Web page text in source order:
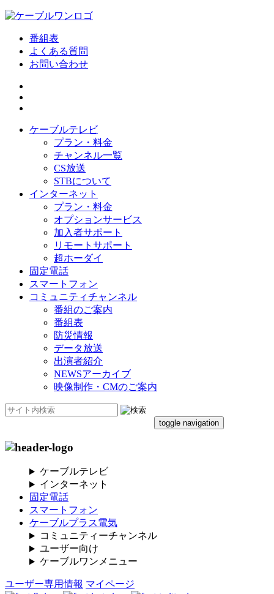
番組表
よくある質問
お問い合わせ
ケーブルテレビ
プラン・料金
チャンネル一覧
CS放送
STBについて
インターネット
プラン・料金
オプションサービス
加入者サポート
リモートサポート
超ホーダイ
固定電話
スマートフォン
コミュニティチャンネル
番組のご案内
番組表
防災情報
データ放送
出演者紹介
NEWSアーカイブ
映像制作・CMのご案内
toggle navigation
ケーブルテレビ
インターネット
固定電話
スマートフォン
ケーブルプラス電気
コミュニティーチャンネル
ユーザー向け
ケーブルワンメニュー
ユーザー専用情報 マイページ